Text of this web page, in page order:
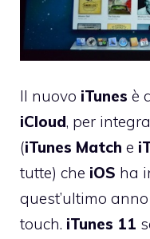
Il nuovo iTunes è
iCloud, per
(iTunes Match e
tutte) che iOS ha
quest’ultimo
touch. iTunes 11